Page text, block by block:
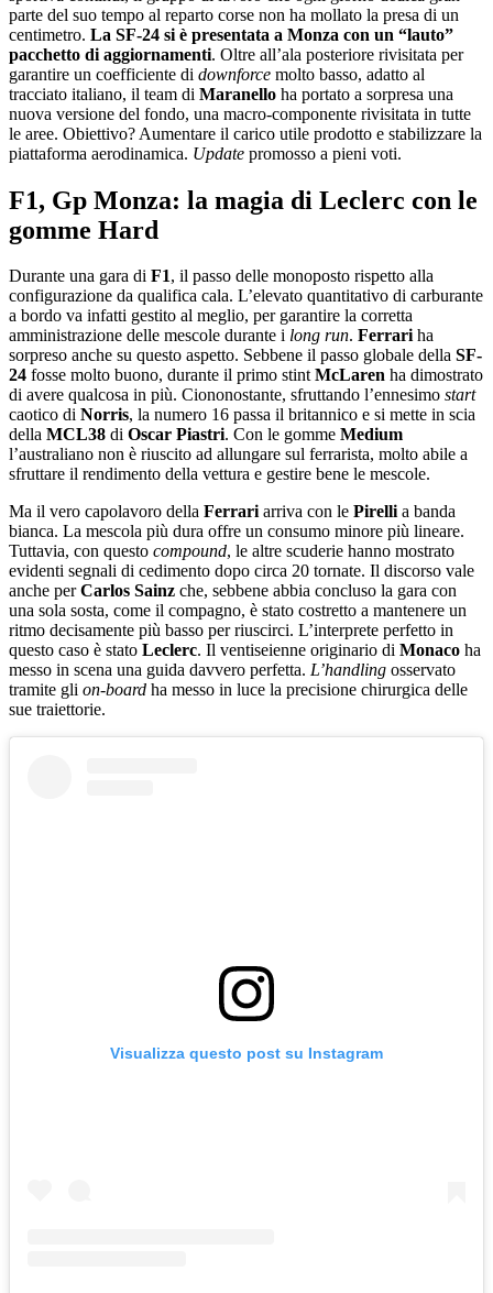
parte del suo tempo al reparto corse non ha mollato la presa di un
centimetro. La SF-24 si è presentata a Monza con un “lauto”
pacchetto di aggiornamenti. Oltre all’ala posteriore rivisitata per
garantire un coefficiente di downforce molto basso, adatto al
tracciato italiano, il team di Maranello ha portato a sorpresa una
nuova versione del fondo, una macro-componente rivisitata in tutte
le aree. Obiettivo? Aumentare il carico utile prodotto e stabilizzare la
piattaforma aerodinamica. Update promosso a pieni voti.
F1, Gp Monza: la magia di Leclerc con le
gomme Hard
Durante una gara di F1, il passo delle monoposto rispetto alla
configurazione da qualifica cala. L’elevato quantitativo di carburante
a bordo va infatti gestito al meglio, per garantire la corretta
amministrazione delle mescole durante i long run. Ferrariha
sorpreso anche su questo aspetto. Sebbene il passo globale della SF-
24 fosse molto buono, durante il primo stintMcLaren ha dimostrato
di avere qualcosa in più. Ciononostante, sfruttando l’ennesimo start
caotico di Norris, la numero 16 passa il britannico e si mette in scia
della MCL38 di Oscar Piastri. Con le gomme Medium
l’australiano non è riuscito ad allungare sul ferrarista, molto abile a
sfruttare il rendimento della vettura e gestire bene le mescole.
Ma il vero capolavoro della Ferrariarriva con le Pirellia banda
bianca. La mescola più dura offre un consumo minore più lineare.
Tuttavia, con questo compound, le altre scuderie hanno mostrato
evidenti segnali di cedimento dopo circa 20 tornate. Il discorso vale
anche perCarlos Sainz che, sebbene abbia concluso la gara con
una sola sosta, come il compagno, è stato costretto a mantenere un
ritmo decisamente più basso per riuscirci. L’interprete perfetto in
questo caso è stato Leclerc. Il ventiseienne originario di Monaco ha
messo in scena una guida davvero perfetta. L’handling osservato
tramite gli on-board ha messo in luce la precisione chirurgica delle
sue traiettorie.
Visualizza questo post su Instagram